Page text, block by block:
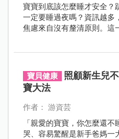
寶寶到底該怎麼睡才安全？
一定要睡過夜嗎？資訊越多
焦慮來自沒有釐清原則。這
寶貝健康
照顧新生兒
寶大法
作者： 游資芸
「親愛的寶寶，你怎麼還
哭、容易驚醒是新手爸媽一